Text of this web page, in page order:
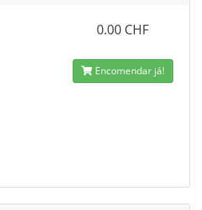
0.00 CHF
Encomendar já!